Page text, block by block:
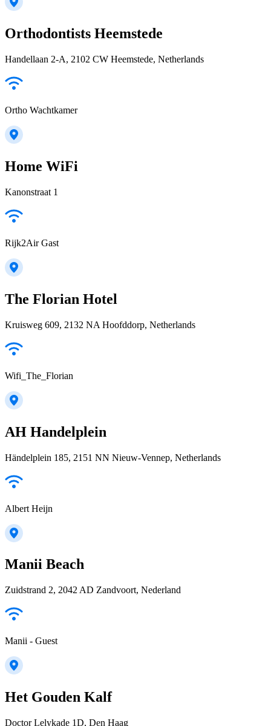
Orthodontists Heemstede
Handellaan 2-A, 2102 CW Heemstede, Netherlands
Ortho Wachtkamer
Home WiFi
Kanonstraat 1
Rijk2Air Gast
The Florian Hotel
Kruisweg 609, 2132 NA Hoofddorp, Netherlands
Wifi_The_Florian
AH Handelplein
Händelplein 185, 2151 NN Nieuw-Vennep, Netherlands
Albert Heijn
Manii Beach
Zuidstrand 2, 2042 AD Zandvoort, Nederland
Manii - Guest
Het Gouden Kalf
Doctor Lelykade 1D, Den Haag